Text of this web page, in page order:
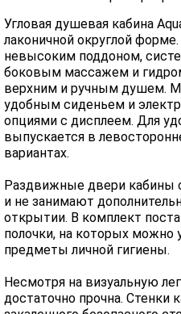
Угловая душевая кабина
лаконичной округлой
невысоким поддоном,
боковым массажем и
верхним и ручным душем.
удобным сиденьем и
опциями с дисплеем. Для
выпускается в
вариантах.
Раздвижные двери кабины
и не занимают
открытии. В комплект
полочки, на которых можно
предметы личной гигиены.
Несмотря на визуальную
достаточно прочна. Стенки